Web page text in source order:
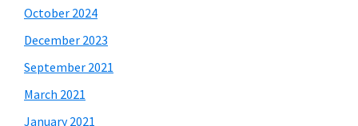
October 2024
December 2023
September 2021
March 2021
January 2021